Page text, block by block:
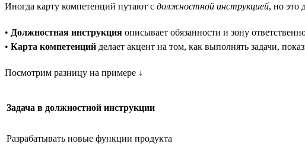
Иногда карту компетенций путают с должностной инструкцией, но это
• Должностная инструкция описывает обязанности и зону
• Карта компетенций делает акцент на том, как выполнять задачи,
Посмотрим разницу на примере ↓
Задача в должностной инструкции
Разрабатывать новые функции продукта